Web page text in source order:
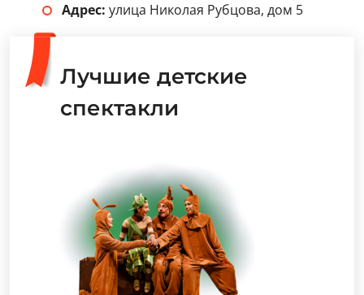
Адрес: улица Николая Рубцова, дом 5
Лучшие детские
спектакли